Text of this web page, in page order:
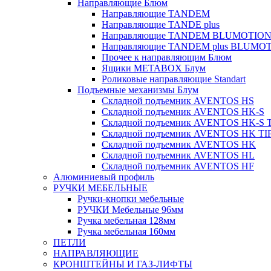
Направляющие Блюм
Направляющие TANDEM
Направляющие TANDE plus
Направляющие TANDEM BLUMOTION
Направляющие TANDEM plus
Прочее к направляющим Блюм
Ящики METABOX Блум
Роликовые направляющие Standart
Подъемные механизмы Блум
Складной подъемник AVENTOS HS
Складной подъемник AVENTOS HK-S
Складной подъемник AVENTOS HK-S
Складной подъемник AVENTOS HK
Складной подъемник AVENTOS HK
Складной подъемник AVENTOS HL
Складной подъемник AVENTOS HF
Алюминиевый профиль
РУЧКИ МЕБЕЛЬНЫЕ
Ручки-кнопки мебельные
РУЧКИ Мебельные 96мм
Ручка мебельная 128мм
Ручка мебельная 160мм
ПЕТЛИ
НАПРАВЛЯЮЩИЕ
КРОНШТЕЙНЫ И ГАЗ-ЛИФТЫ